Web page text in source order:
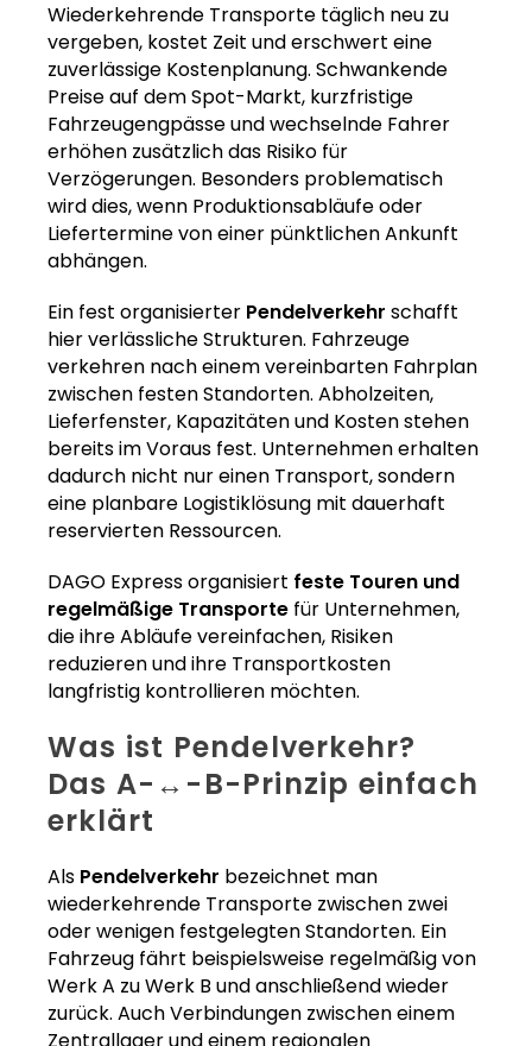
Wiederkehrende Transporte täglich neu zu
vergeben, kostet Zeit und erschwert eine
zuverlässige Kostenplanung. Schwankende
Preise auf dem Spot-Markt, kurzfristige
Fahrzeugengpässe und wechselnde Fahrer
erhöhen zusätzlich das Risiko für
Verzögerungen. Besonders problematisch
wird dies, wenn Produktionsabläufe oder
Liefertermine von einer pünktlichen Ankunft
abhängen.
Ein fest organisierter Pendelverkehr schafft
hier verlässliche Strukturen. Fahrzeuge
verkehren nach einem vereinbarten Fahrplan
zwischen festen Standorten. Abholzeiten,
Lieferfenster, Kapazitäten und Kosten stehen
bereits im Voraus fest. Unternehmen erhalten
dadurch nicht nur einen Transport, sondern
eine planbare Logistiklösung mit dauerhaft
reservierten Ressourcen.
DAGO Express organisiert feste Touren und
regelmäßige Transporte für Unternehmen,
die ihre Abläufe vereinfachen, Risiken
reduzieren und ihre Transportkosten
langfristig kontrollieren möchten.
Was ist Pendelverkehr?
Das A-↔-B-Prinzip einfach
erklärt
Als Pendelverkehr bezeichnet man
wiederkehrende Transporte zwischen zwei
oder wenigen festgelegten Standorten. Ein
Fahrzeug fährt beispielsweise regelmäßig von
Werk A zu Werk B und anschließend wieder
zurück. Auch Verbindungen zwischen einem